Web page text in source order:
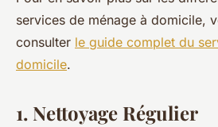
services de ménage à domicile,
consulter le guide complet du
domicile.
1. Nettoyage Régulier